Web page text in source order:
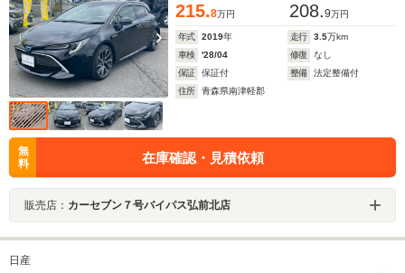
215.8万円 208.9万円
年式 2019年 走行 3.5万km
車検
'28/04 修復
なし
保証
保証付 整備
法定整備付
住所
青森県南津軽郡
無
料
在庫確認・見積依頼
販売店： カーセブン７号バイパス弘前北店
日産